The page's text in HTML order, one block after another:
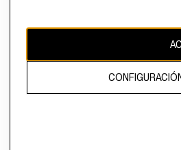
propiedad de H&M Hennes & Mauritz AB.